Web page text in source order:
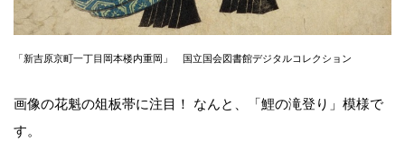
「新吉原京町一丁目岡本楼内重岡」 国立国会図書館デジタルコレクション
画像の花魁の俎板帯に注目！ なんと、「鯉の滝登り」模様で
す。